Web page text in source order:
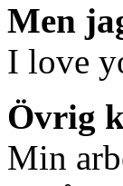
Men
I love
Övrig
Min